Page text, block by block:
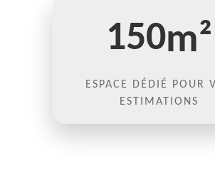
150m²
ESPACE DÉDIÉ POUR
ESTIMATIONS